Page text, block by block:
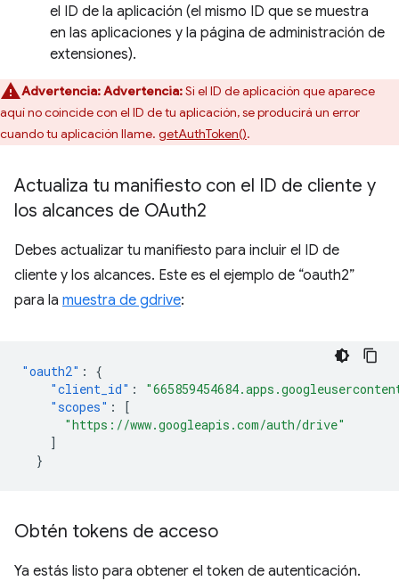
el ID de la aplicación (el mismo ID que se muestra
en las aplicaciones y la página de administración de
extensiones).
Advertencia:Advertencia:Si el ID de aplicación que aparece
aquí no coincide con el ID de tu aplicación, se producirá un error
cuando tu aplicación llame. getAuthToken().
Actualiza tu manifiesto con el ID de cliente y
los alcances de OAuth2
Debes actualizar tu manifiesto para incluir el ID de
cliente y los alcances. Este es el ejemplo de “oauth2”
para la muestra de gdrive:
"oauth2" :
{
"client_id" :
"scopes" :
[
"https://www.googleapis.com/auth/drive"
]
}
Obtén tokens de acceso
Ya estás listo para obtener el token de autenticación.